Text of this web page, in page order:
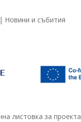
Новини и събития
листовка за проекта